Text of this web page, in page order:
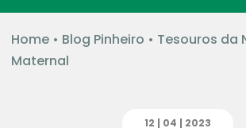
Home• Blog Pinheiro • Tesouros da
Maternal
12 | 04 | 2023